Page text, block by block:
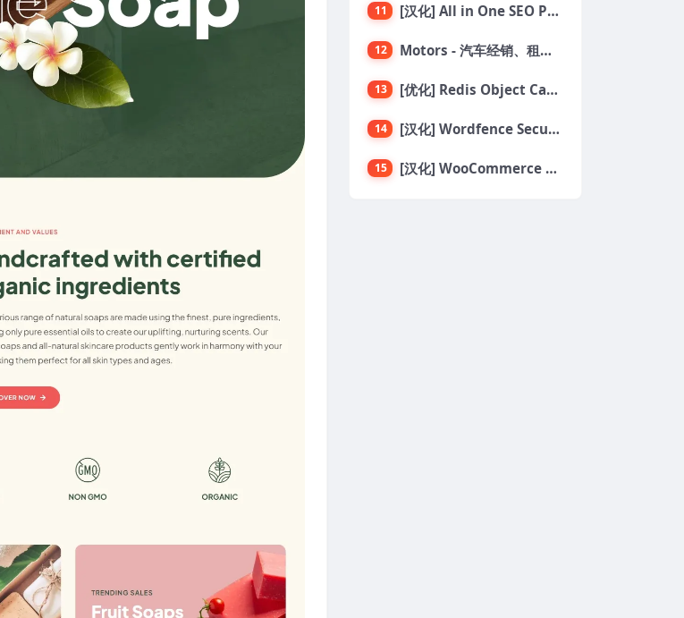
11 [汉化] All in One SEO PRO v4.6.2 搜索引擎SEO优化WordPress插件
12 Motors - 汽车经销、租赁与分类列表 WordPress 主题
13 [优化] Redis Object Cache Pro 专业版对象缓存WordPress插件 v1.21.0
14 [汉化] Wordfence Security Premium v8.0.2 一款专为WordPress设计的安全插件
15 [汉化] WooCommerce Table Rate Shipping v3.6.3 运费费率表